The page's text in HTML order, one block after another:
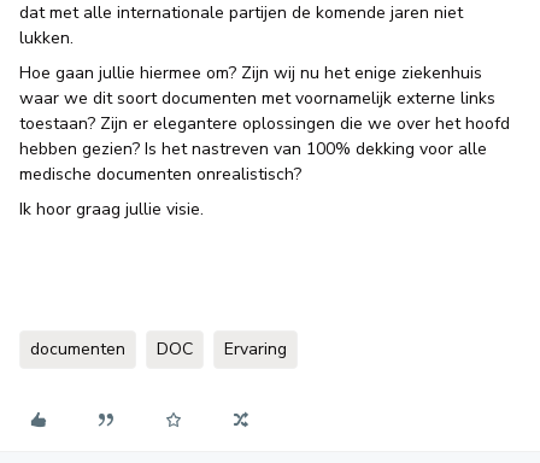
dat met alle internationale partijen de komende jaren niet
lukken.
Hoe gaan jullie hiermee om? Zijn wij nu het enige ziekenhuis
waar we dit soort documenten met voornamelijk externe links
toestaan? Zijn er elegantere oplossingen die we over het hoofd
hebben gezien? Is het nastreven van 100% dekking voor alle
medische documenten onrealistisch?
Ik hoor graag jullie visie.
documenten DOC Ervaring